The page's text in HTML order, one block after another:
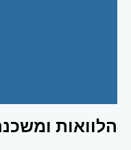
הלוואות